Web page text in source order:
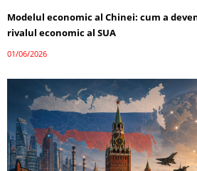
Modelul economic al Chinei: cum a
rivalul economic al SUA
01/06/2026